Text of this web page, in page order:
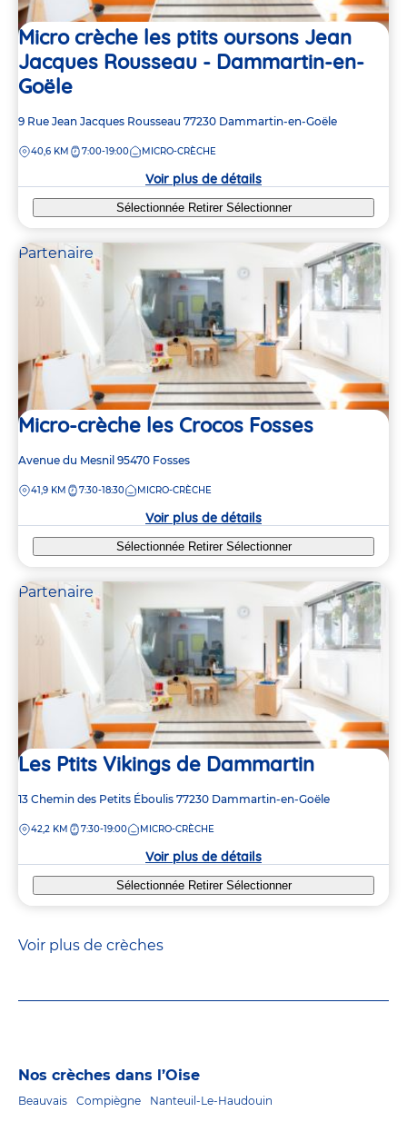
Micro crèche les ptits oursons Jean
Jacques Rousseau - Dammartin-en-
Goële
Adresse
la
9 Rue Jean Jacques Rousseau 77230 Dammartin-en-Goële
DISTANCE
40,6 KM 7:00-19:00 MICRO-CRÈCHE
Voir plus de détails
Sélectionnée Retirer Sélectionner
Partenaire
Micro-crèche les Crocos Fosses
Adresse
la
Avenue du Mesnil 95470 Fosses
DISTANCE
41,9 KM 7:30-18:30 MICRO-CRÈCHE
Voir plus de détails
Sélectionnée Retirer Sélectionner
Partenaire
Les Ptits Vikings de Dammartin
Adresse
la
13 Chemin des Petits Éboulis 77230 Dammartin-en-Goële
DISTANCE
42,2 KM 7:30-19:00 MICRO-CRÈCHE
Voir plus de détails
Sélectionnée Retirer Sélectionner
Voir plus de crèches
Nos crèches dans l’Oise
Beauvais Compiègne Nanteuil-Le-Haudouin